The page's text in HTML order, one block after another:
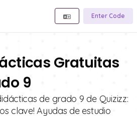
Enter Code
Gratuitas
9
de grado 9 de Quizizz:
clave! Ayudas de estudio